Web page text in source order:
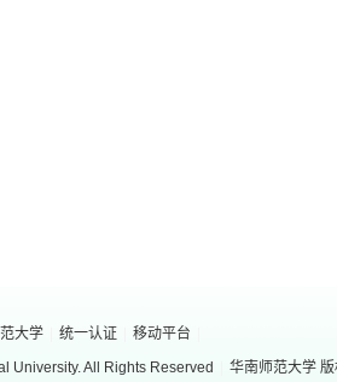
大学 统一认证 移动平台
University. All Rights Reserved
华南师范大学